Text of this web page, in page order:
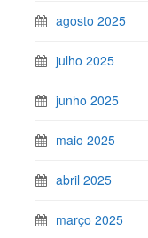
agosto 2025
julho 2025
junho 2025
maio 2025
abril 2025
março 2025